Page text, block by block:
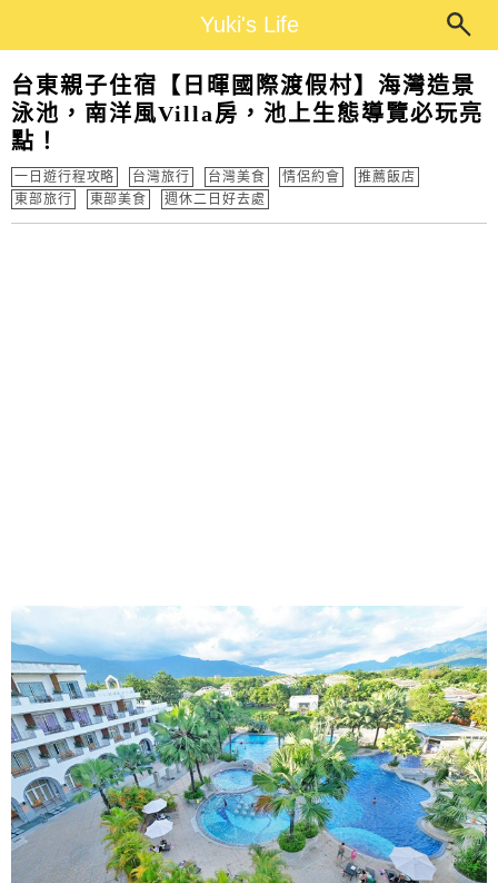
Yuki's Life
台東親子住宿【日暉國際渡假村】海灣造景
泳池，南洋風Villa房，池上生態導覽必玩亮
點！
一日遊行程攻略 台灣旅行 台灣美食 情侶約會
推薦飯店
東部旅行
東部美食 週休二日好去處